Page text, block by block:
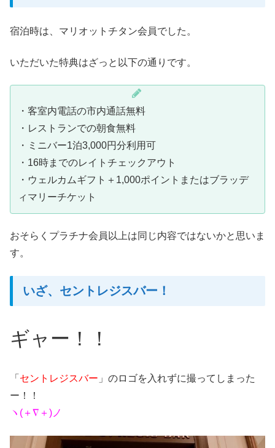
宿泊時は、マリオットチタン会員でした。
いただいた特典はざっと以下の通りです。
・客室内電話の市内通話無料
・レストランでの朝食無料
・ミニバー1泊3,000円分利用可
・16時までのレイトチェックアウト
・ウェルカムギフト＋1,000ポイントまたはブラッデ
ィマリーチケット
おそらくプラチナ会員以上は同じ内容ではないかと思いま
す。
いざ、セントレジスバー！
ギャー！！
「 セントレジスバー 」のロゴを入れずに撮ってしまった
ー！！
ヽ(＋∇＋)ノ